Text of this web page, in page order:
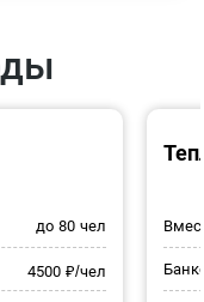
до 80 чел
4500 ₽/чел